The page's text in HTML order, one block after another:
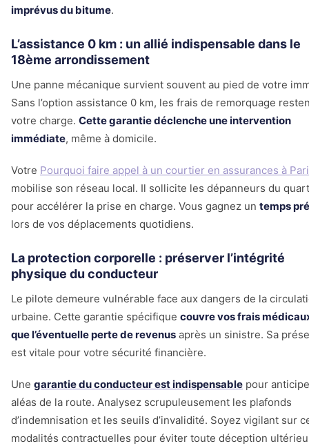
imprévus du bitume.
L’assistance 0 km : un allié indispensable dans le
18ème arrondissement
Une panne mécanique survient souvent au pied de votre
Sans l’option assistance 0 km, les frais de remorquage
votre charge. Cette garantie déclenche une intervention
immédiate, même à domicile.
Votre Pourquoi faire appel à un courtier en assurances à
mobilise son réseau local. Il sollicite les dépanneurs du
pour accélérer la prise en charge. Vous gagnez un temps
lors de vos déplacements quotidiens.
La protection corporelle : préserver l’intégrité
physique du conducteur
Le pilote demeure vulnérable face aux dangers de la
urbaine. Cette garantie spécifique couvre vos frais
que l’éventuelle perte de revenus après un sinistre. Sa
est vitale pour votre sécurité financière.
Une garantie du conducteur est indispensable pour
aléas de la route. Analysez scrupuleusement les plafonds
d’indemnisation et les seuils d’invalidité. Soyez vigilant sur
modalités contractuelles pour éviter toute déception